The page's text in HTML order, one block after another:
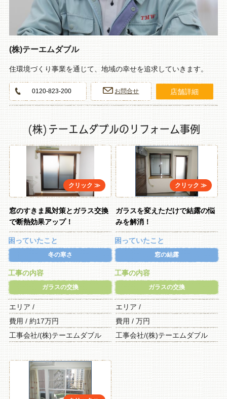
(株)テーエムダブル
住環境づくり事業を通じて、地域の幸せを追求していきます。
0120-823-200 お問合せ 店舗詳細
(株)テーエムダブルのリフォーム事例
窓のすきま風対策とガラス交換
で断熱効果アップ！
困っていたこと
冬の寒さ
工事の内容
ガラスの交換
エリア /
費用 / 約17万円
工事会社/(株)テーエムダブル
ガラスを変えただけで結露の悩
みを解消！
困っていたこと
窓の結露
工事の内容
ガラスの交換
エリア /
費用 / 万円
工事会社/(株)テーエムダブル